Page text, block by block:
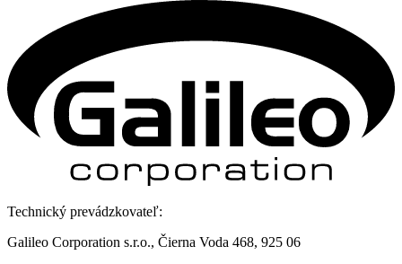
Technický prevádzkovateľ:
Galileo Corporation s.r.o., Čierna Voda 468, 925 06